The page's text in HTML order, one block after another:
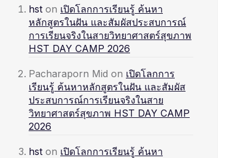
hst on เปิดโลกการเรียนรู้ ค้นหา
หลักสูตรในฝัน และสัมผัสประสบการณ์
การเรียนจริงในสายวิทยาศาสตร์สุขภาพ
HST DAY CAMP 2026
Pacharaporn Mid on เปิดโลกการ
เรียนรู้ ค้นหาหลักสูตรในฝัน และสัมผัส
ประสบการณ์การเรียนจริงในสาย
วิทยาศาสตร์สุขภาพ HST DAY CAMP
2026
hst on เปิดโลกการเรียนรู้ ค้นหา